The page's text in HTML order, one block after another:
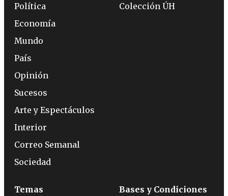
Política
Economía
Mundo
País
Opinión
Sucesos
Arte y Espectáculos
Interior
Correo Semanal
Sociedad
Colección ÚH
Temas Bases y Condiciones